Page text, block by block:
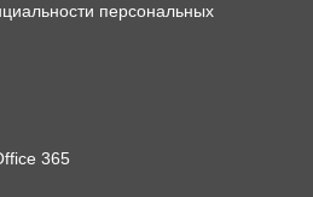
персональных
365